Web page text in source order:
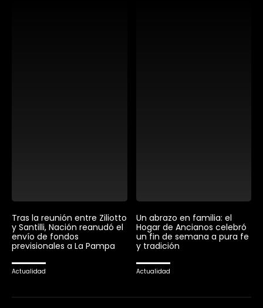
Tras la reunión entre Ziliotto
y Santilli, Nación reanudó el
envío de fondos
previsionales a La Pampa
Actualidad
Un abrazo en familia: el
Hogar de Ancianos celebró
un fin de semana a pura fe
y tradición
Actualidad